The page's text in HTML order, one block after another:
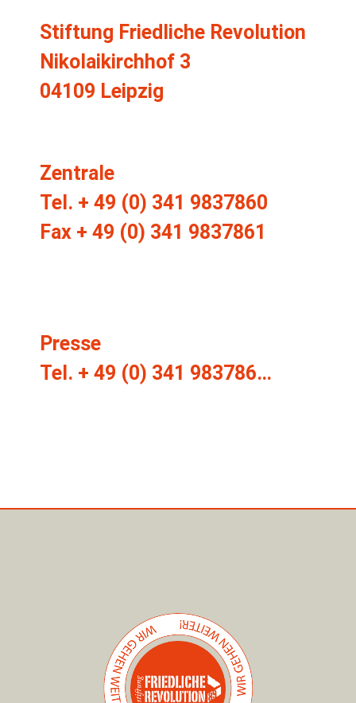
Stiftung Friedliche Revolution
Nikolaikirchhof 3
04109 Leipzig
Zentrale
Tel. + 49 (0) 341 9837860
Fax + 49 (0) 341 9837861
Presse
Tel. + 49 (0) 341 983786…